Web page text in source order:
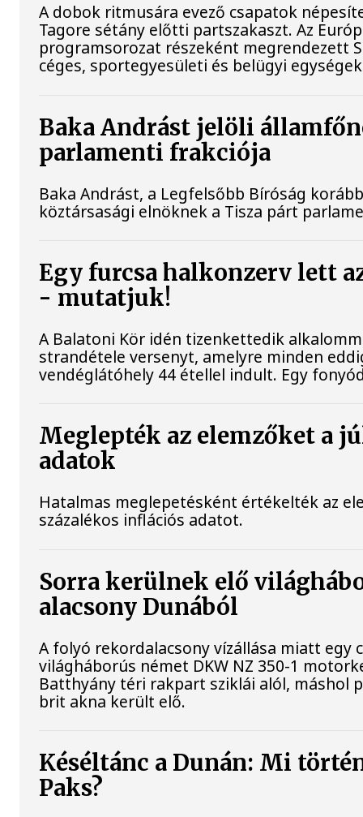
A dobok ritmusára evező csapatok
Tagore sétány előtti partszakaszt. Az
programsorozat részeként megrendezett
céges, sportegyesületi és belügyi
Baka Andrást jelöli
parlamenti frakciója
Baka Andrást, a Legfelsőbb Bíróság
köztársasági elnöknek a Tisza párt
Egy furcsa halkonzerv lett
- mutatjuk!
A Balatoni Kör idén tizenkettedik
strandétele versenyt, amelyre minden
vendéglátóhely 44 étellel indult. Egy
Meglepték az elemzőket a
adatok
Hatalmas meglepetésként értékelték az
százalékos inflációs adatot.
Sorra kerülnek elő
alacsony Dunából
A folyó rekordalacsony vízállása miatt egy
világháborús német DKW NZ 350-1
Batthyány téri rakpart sziklái alól, máshol
brit akna került elő.
Késéltánc a Dunán: Mi
Paks?